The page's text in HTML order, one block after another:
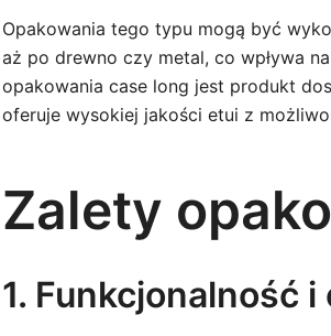
Opakowania tego typu mogą być
aż po drewno czy metal, co wpływa
opakowania case long jest produkt
oferuje wysokiej jakości etui z
Zalety
1. Funkcjonalność